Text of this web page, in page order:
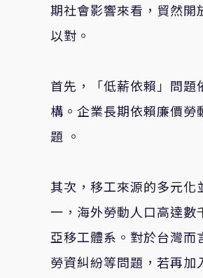
期社會影響來看，貿然
以對。
首先，「低薪依賴」問
構。企業長期依賴廉價
題 。
其次，移工來源的多元
一，海外勞動人口高達數
亞移工體系。對於台灣
勞資糾紛等問題，若再加